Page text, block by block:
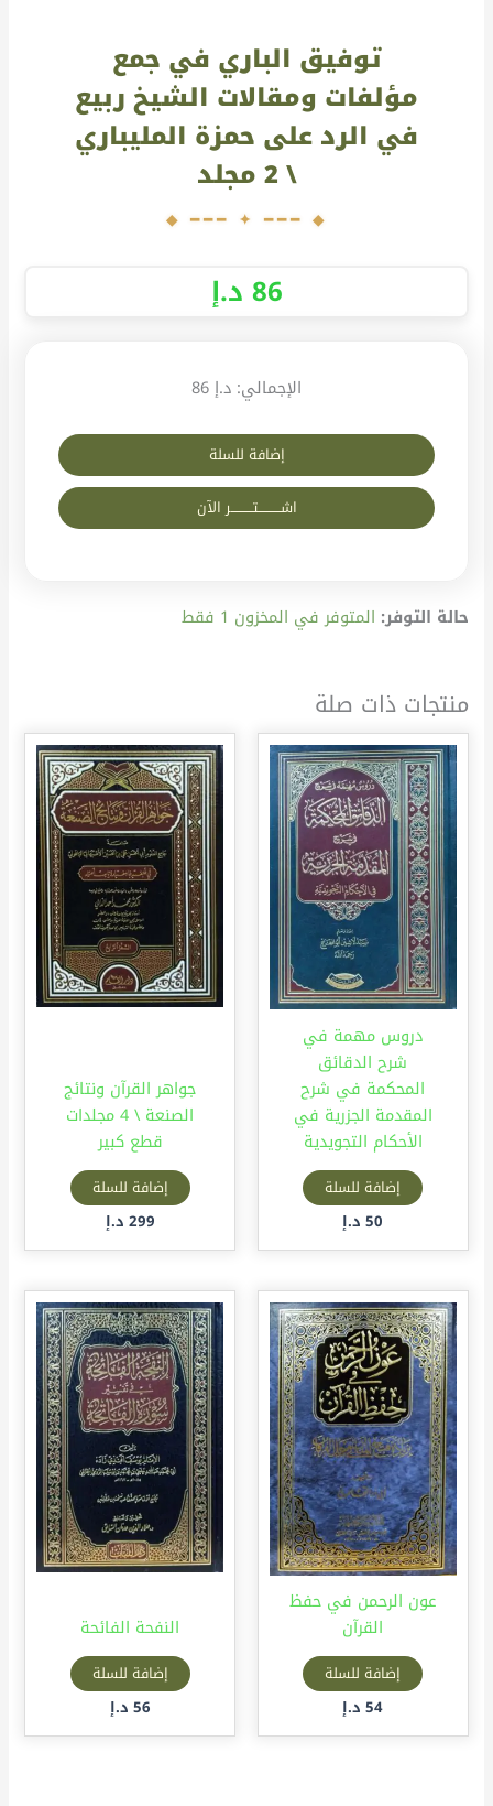
توفيق الباري في جمع
مؤلفات ومقالات الشيخ ربيع
في الرد على حمزة المليباري
\ 2 مجلد
حالة التوفر: المتوفر في المخزون 1 فقط
إضافة للسلة
اشــــــــــتــــــــــر الآن
الإجمالي: د.إ 86
86د.إ
منتجات ذات صلة
دروس مهمة في
شرح الدقائق
المحكمة في شرح
المقدمة الجزرية في
الأحكام التجويدية
إضافة للسلة
50 د.إ
جواهر القرآن ونتائج
الصنعة \ 4 مجلدات
قطع كبير
إضافة للسلة
299 د.إ
عون الرحمن في حفظ
القرآن
إضافة للسلة
54 د.إ
النفحة الفائحة
إضافة للسلة
56 د.إ